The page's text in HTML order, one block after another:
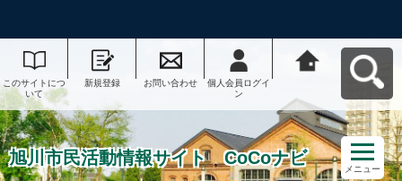
このサイトにつ
いて
新規登録 お問い合わせ
個人会員ログイ
ン
ナビへ戻る
旭川市民活動情報サイト CoCoナビ
メニュー